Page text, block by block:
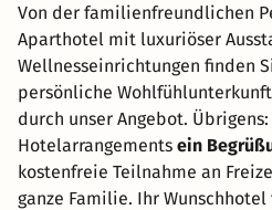
Von der familienfreundlichen
Aparthotel mit luxuriöser
Wellnesseinrichtungen finden
persönliche
durch unser Angebot.
Hotelarrangements ein
kostenfreie Teilnahme an
ganze Familie. Ihr